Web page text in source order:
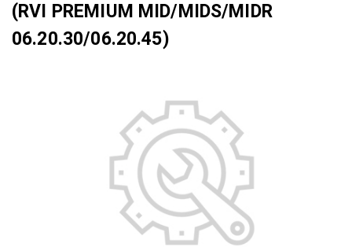
(RVI PREMIUM MID/MIDS/MIDR
06.20.30/06.20.45)